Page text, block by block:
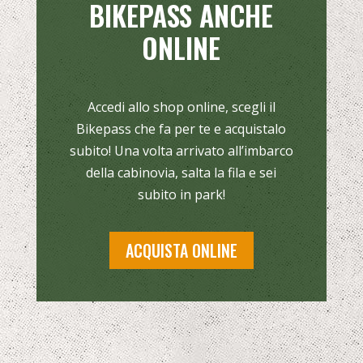
BIKEPASS ANCHE
ONLINE
Accedi allo shop online, scegli il
Bikepass che fa per te e acquistalo
subito! Una volta arrivato all’imbarco
della cabinovia, salta la fila e sei
subito in park!
ACQUISTA ONLINE